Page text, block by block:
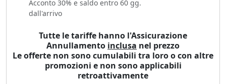
Acconto 30% e saldo entro 60 gg.
dall'arrivo
Tutte le tariffe hanno l'Assicurazione
Annullamento inclusa nel prezzo
Le offerte non sono cumulabili tra loro o con altre
promozioni e non sono applicabili
retroattivamente